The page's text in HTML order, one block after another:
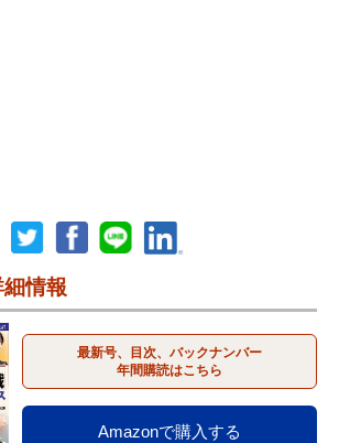
情報
最新号、目次、バックナンバー
年間購読はこちら
Amazonで購入する